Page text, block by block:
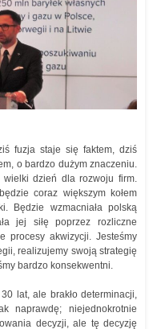
fuzja staje się faktem, dziś
o bardzo dużym znaczeniu.
dzień dla rozwoju firm.
coraz większym kołem
Będzie wzmacniała polską
jej siłę poprzez rozliczne
procesy akwizycji. Jesteśmy
realizujemy swoją strategię
bardzo konsekwentni.
lat, ale brakło determinacji,
naprawdę; niejednokrotnie
decyzji, ale tę decyzję